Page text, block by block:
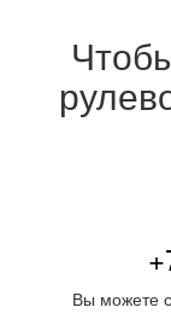
Вы можете